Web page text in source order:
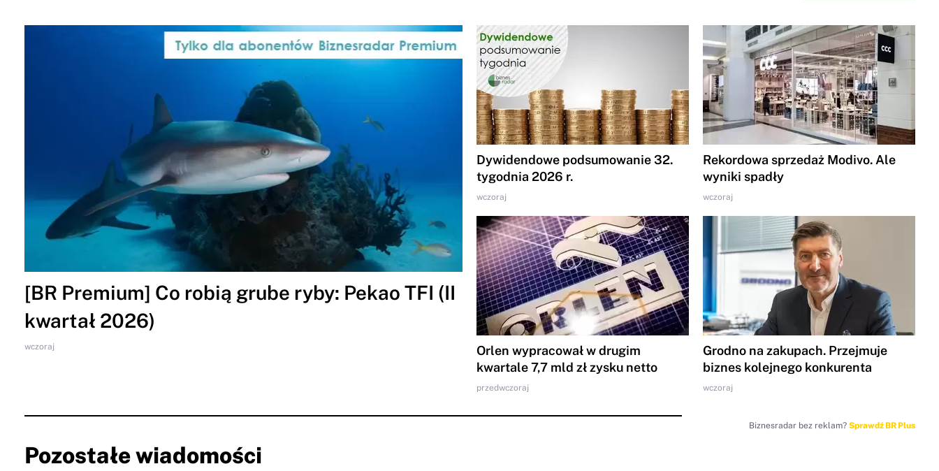
[BR Premium] Co robią grube ryby: Pekao TFI (II
kwartał 2026)
wczoraj
Dywidendowe podsumowanie 32.
tygodnia 2026 r.
wczoraj
Rekordowa sprzedaż Modivo. Ale
wyniki spadły
wczoraj
Orlen wypracował w drugim
kwartale 7,7 mld zł zysku netto
przedwczoraj
Grodno na zakupach. Przejmuje
biznes kolejnego konkurenta
wczoraj
Pozostałe wiadomości
Biznesradar bez reklam? Sprawdź BR Plus